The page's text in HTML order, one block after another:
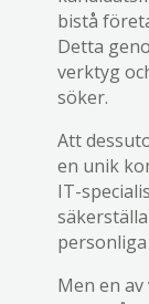
bistå
Detta
verktyg
söker.
Att
en unik
IT-
Men en